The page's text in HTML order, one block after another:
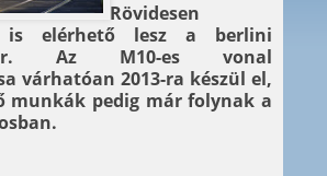
Rövidesen
is elérhető lesz a berlini
Az M10-es vonal
várhatóan 2013-ra készül el,
munkák pedig már folynak a